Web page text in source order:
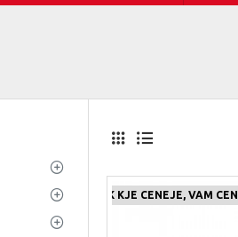
ČE NAJDETE IZDELEK KJE CENEJE, VAM